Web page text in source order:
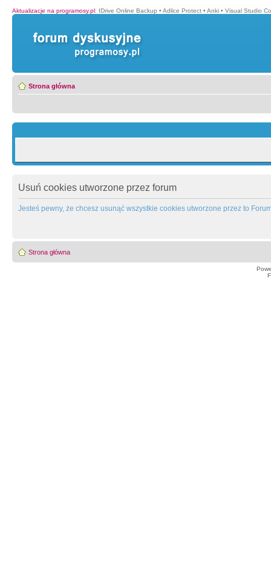
Aktualizacje na programosy.pl: IDrive Online Backup • Adlice Protect • Anki • Visual Studio
Strona główna
Usuń cookies utworzone przez forum
Jesteś pewny, że chcesz usunąć wszystkie cookies utworzone przez to
Strona główna